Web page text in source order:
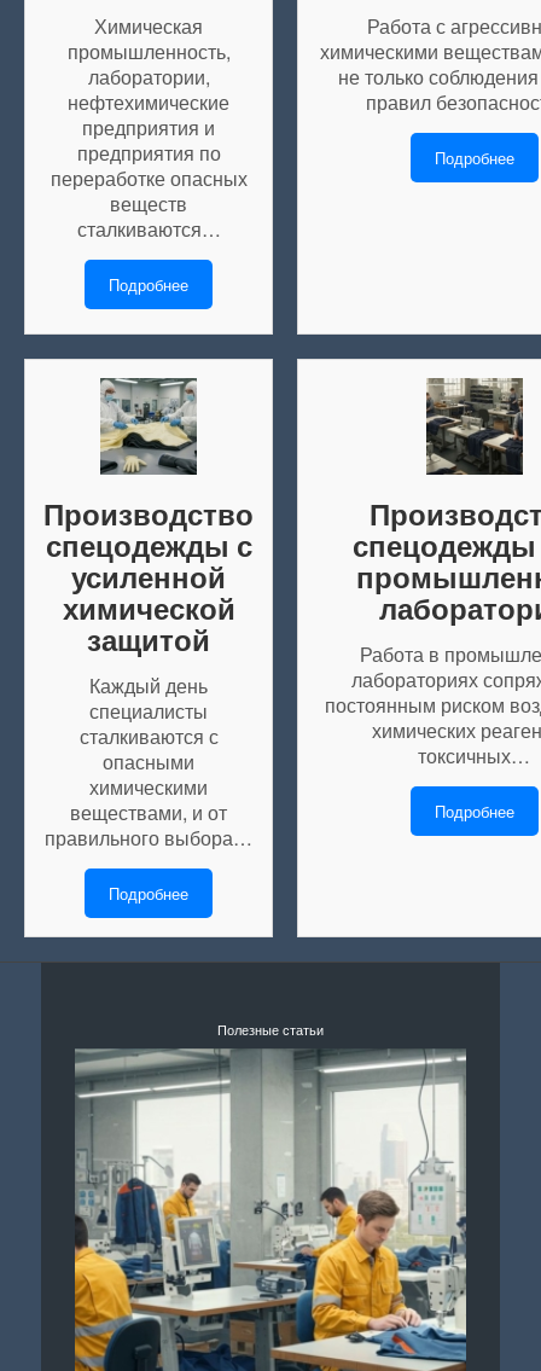
Химическая
промышленность,
лаборатории,
нефтехимические
предприятия и
предприятия по
переработке опасных
веществ
сталкиваются…
Подробнее
Работа с
химическими
не только соблюдения
правил
Подробнее
Производство
спецодежды с
усиленной
химической
защитой
Каждый день
специалисты
сталкиваются с
опасными
химическими
веществами, и от
правильного выбора…
Подробнее
спецодежды
Работа в
лабораториях
постоянным риском
химических
токсичных…
Подробнее
Полезные статьи